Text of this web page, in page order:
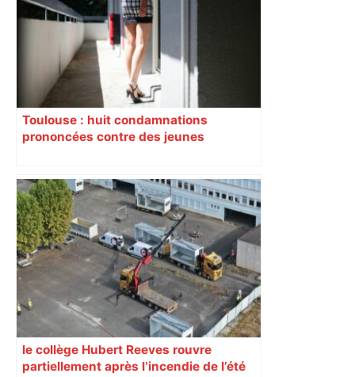
Toulouse : huit condamnations
prononcées contre des jeunes
le collège Hubert Reeves rouvre
partiellement après l’incendie de l’été